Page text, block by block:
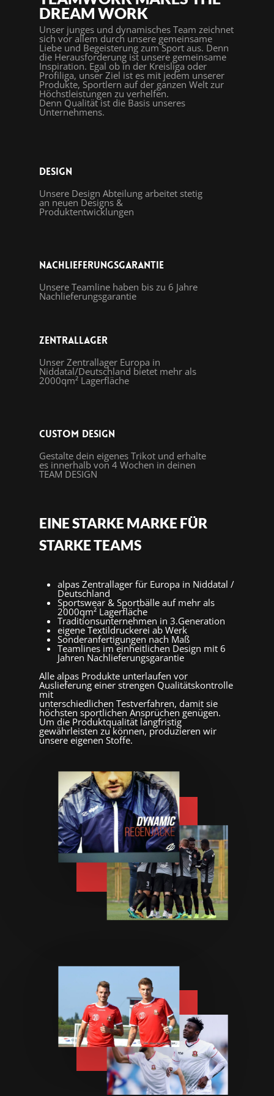
DREAM WORK
Unser junges und dynamisches Team zeichnet
sich vor allem durch unsere gemeinsame
Liebe und Begeisterung zum Sport aus. Denn
die Herausforderung ist unsere gemeinsame
Inspiration. Egal ob in der Kreisliga oder
Profiliga, unser Ziel ist es mit jedem unserer
Produkte, Sportlern auf der ganzen Welt zur
Höchstleistungen zu verhelfen.
Denn Qualität ist die Basis unseres
Unternehmens.
Design
Unsere Design Abteilung arbeitet stetig
an neuen Designs &
Produktentwicklungen
Nachlieferungsgarantie
Unsere Teamline haben bis zu 6 Jahre
Nachlieferungsgarantie
Zentrallager
Unser Zentrallager Europa in
Niddatal/Deutschland bietet mehr als
2000qm² Lagerfläche
Custom Design
Gestalte dein eigenes Trikot und erhalte
es innerhalb von 4 Wochen in deinen
TEAM DESIGN
EINE STARKE MARKE FÜR
STARKE TEAMS
alpas Zentrallager für Europa in Niddatal /
Deutschland
Sportswear & Sportbälle auf mehr als
2000qm² Lagerfläche
Traditionsunternehmen in 3.Generation
eigene Textildruckerei ab Werk
Sonderanfertigungen nach Maß
Teamlines im einheitlichen Design mit 6
Jahren Nachlieferungsgarantie
Alle alpas Produkte unterlaufen vor
Auslieferung einer strengen Qualitätskontrolle
mit
unterschiedlichen Testverfahren, damit sie
höchsten sportlichen Ansprüchen genügen.
Um die Produktqualität langfristig
gewährleisten zu können, produzieren wir
unsere eigenen Stoffe.